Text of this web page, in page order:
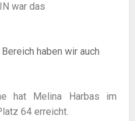
war das
haben wir auch
hat Melina Harbas im
64 erreicht.